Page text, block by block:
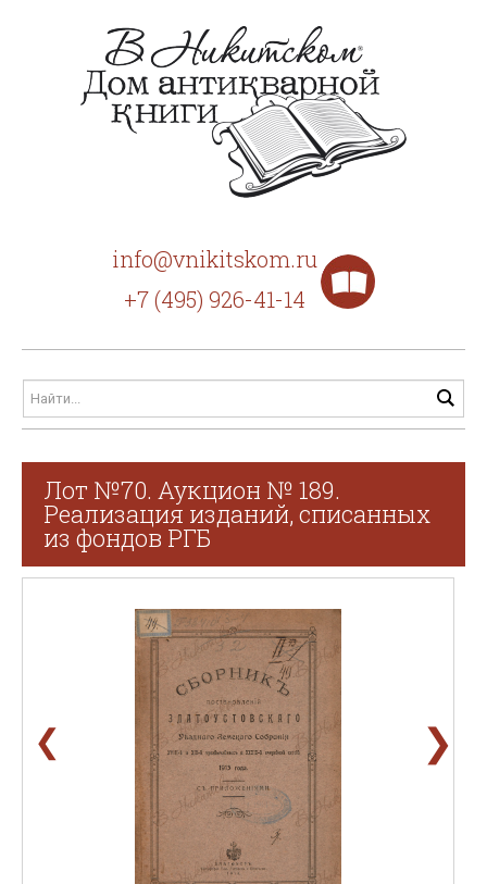
info@vnikitskom.ru
+7 (495) 926-41-14
Лот №70. Аукцион № 189.
Реализация изданий, списанных
из фондов РГБ
❮ ❯